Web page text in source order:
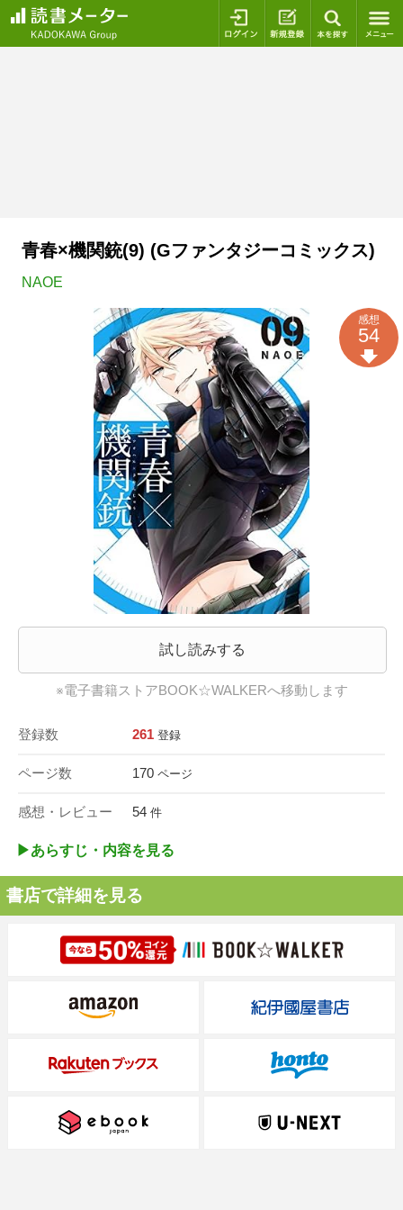
ログイン 新規登録
青春×機関銃(9) (Gファンタジーコミックス)
NAOE
試し読みする
※電子書籍ストアBOOK☆WALKERへ移動します
登録数 261 登録
ページ数 170 ページ
感想・レビュー 54 件
感想
54
▶︎あらすじ・内容を見る
書店で詳細を見る